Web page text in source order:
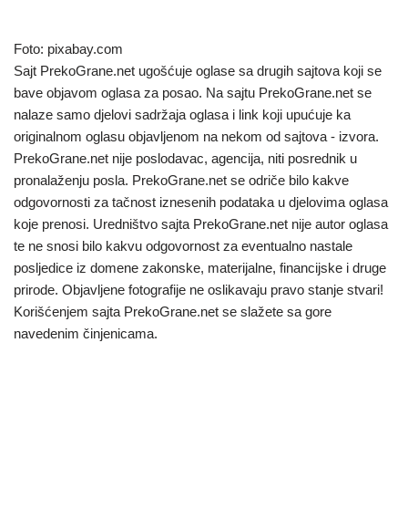
Foto: pixabay.com
Sajt PrekoGrane.net ugošćuje oglase sa drugih sajtova koji se
bave objavom oglasa za posao. Na sajtu PrekoGrane.net se
nalaze samo djelovi sadržaja oglasa i link koji upućuje ka
originalnom oglasu objavljenom na nekom od sajtova - izvora.
PrekoGrane.net nije poslodavac, agencija, niti posrednik u
pronalaženju posla. PrekoGrane.net se odriče bilo kakve
odgovornosti za tačnost iznesenih podataka u djelovima oglasa
koje prenosi. Uredništvo sajta PrekoGrane.net nije autor oglasa
te ne snosi bilo kakvu odgovornost za eventualno nastale
posljedice iz domene zakonske, materijalne, financijske i druge
prirode. Objavljene fotografije ne oslikavaju pravo stanje stvari!
Korišćenjem sajta PrekoGrane.net se slažete sa gore
navedenim činjenicama.